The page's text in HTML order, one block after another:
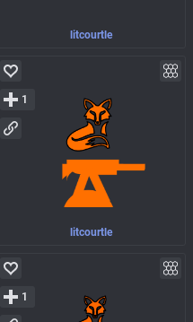
litcourtle
litcourtle
1
1